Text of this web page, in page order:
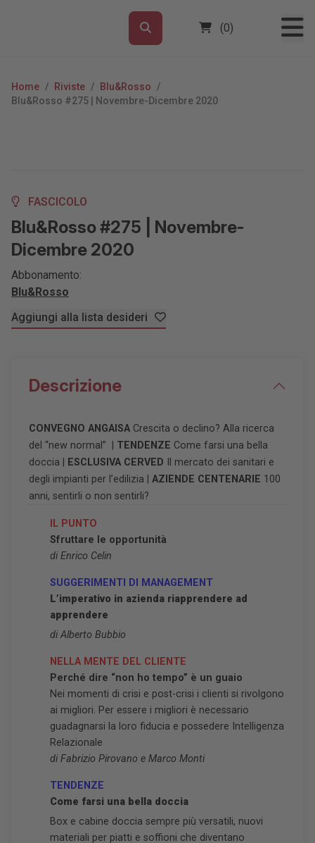
(0)
Home / Riviste / Blu&Rosso
/
Blu&Rosso #275 | Novembre-Dicembre 2020
FASCICOLO
Blu&Rosso #275 | Novembre-
Dicembre 2020
Abbonamento:
Blu&Rosso
Aggiungi alla lista desideri
Descrizione
CONVEGNO ANGAISA Crescita o declino? Alla ricerca
del “new normal ” TENDENZE Come farsi una bella
doccia |
ESCLUSIVA CERVED
Il mercato dei sanitari e
degli impianti per l ’edilizia | AZIENDE CENTENARIE 100
anni, sentirli o non sentirli?
IL PUNTO
Sfruttare le opportunità
di Enrico Celin
SUGGERIMENTI DI MANAGEMENT
L’imperativo in azienda riapprendere ad
apprendere
di Alberto Bubbio
NELLA MENTE DEL CLIENTE
Perché dire “non ho tempo” è un guaio
Nei momenti di crisi e post-crisi i clienti si rivolgono
ai migliori. Per essere i migliori è necessario
guadagnarsi la loro fiducia e possedere Intelligenza
Relazionale
di Fabrizio Pirovano e Marco Monti
TENDENZE
Come farsi una bella doccia
Box e cabine doccia sempre più versatili, nuovi
materiali per piatti e soffioni che diventano